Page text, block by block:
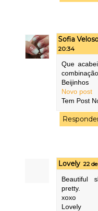
Sofia
20:34
Que
combinação
Beijinhos
Novo post
Tem Post
Lovely 22
Beautiful
pretty.
xoxo
Lovely